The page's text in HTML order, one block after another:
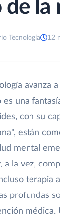
la
Tecnología 12
avanza
una
con su
están
mental
la vez,
terapia
profundas